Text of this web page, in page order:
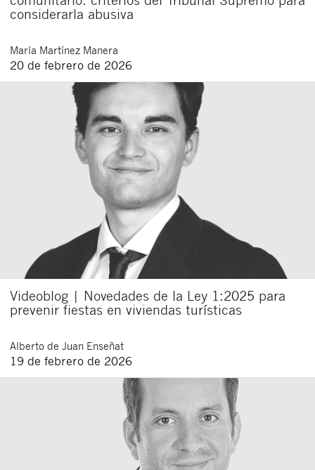
considerarla abusiva
María Martínez Manera
20 de febrero de 2026
Videoblog | Novedades de la Ley 1:2025 para
prevenir fiestas en viviendas turísticas
Alberto de Juan Enseñat
19 de febrero de 2026